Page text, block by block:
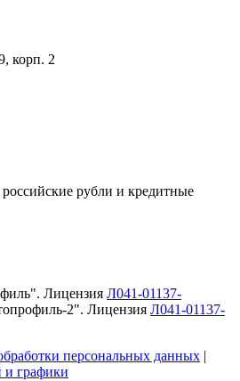
корп. 2
рубли и кредитные
Лицензия Л041-01137-
2". Лицензия Л041-01137-
персональных данных |
и графики